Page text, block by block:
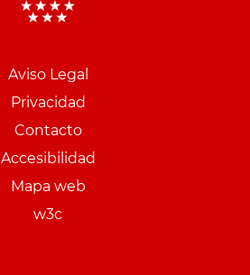
Aviso Legal
Privacidad
Contacto
Accesibilidad
Mapa web
w3c